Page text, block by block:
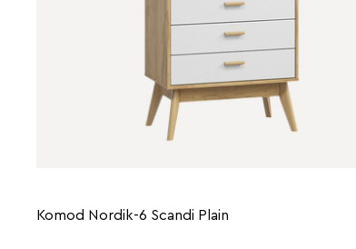
Komod Nordik-6 Scandi Plain